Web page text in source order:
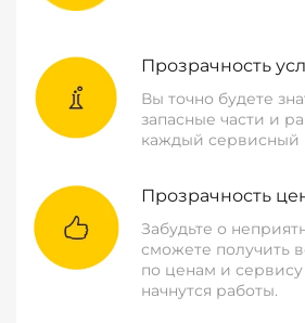
Прозрачность
Вы точно будете
запасные части и
каждый сервисный
Прозрачность
Забудьте о
сможете получить
по ценам и
начнутся работы.